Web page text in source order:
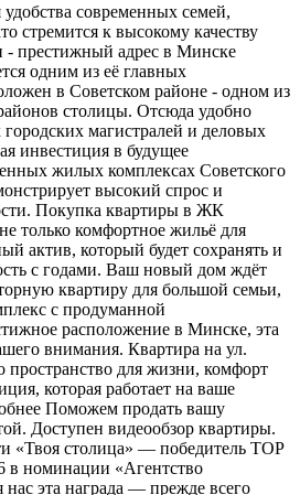
современных семей,
стремится к высокому качеству
- престижный адрес в Минске
одним из её главных
в Советском районе - одном из
столицы. Отсюда удобно
магистралей и деловых
инвестиция в будущее
жилых комплексах Советского
высокий спрос и
Покупка квартиры в ЖК
только комфортное жильё для
актив, который будет сохранять и
с годами. Ваш новый дом ждёт
квартиру для большой семьи,
с продуманной
расположение в Минске, эта
внимания. Квартира на ул.
пространство для жизни, комфорт
которая работает на ваше
Поможем продать вашу
Доступен видеообзор квартиры.
«Твоя столица» — победитель TOP
номинации «Агентство
эта награда — прежде всего